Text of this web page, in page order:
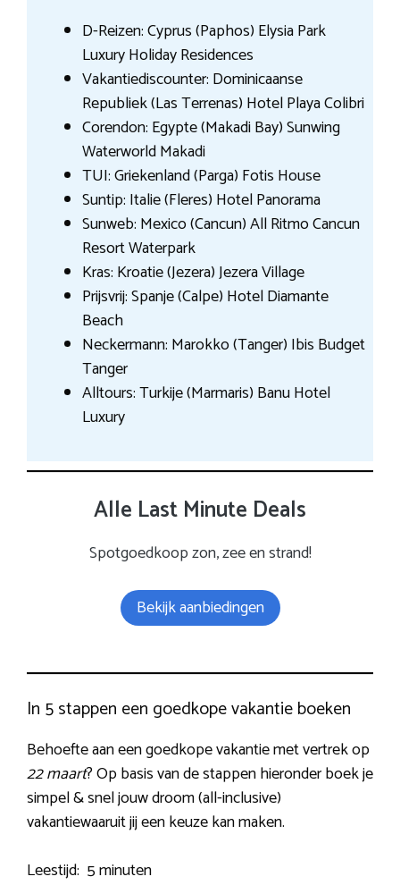
D-Reizen: Cyprus (Paphos) Elysia Park
Luxury Holiday Residences
Vakantiediscounter: Dominicaanse
Republiek (Las Terrenas) Hotel Playa Colibri
Corendon: Egypte (Makadi Bay) Sunwing
Waterworld Makadi
TUI: Griekenland (Parga) Fotis House
Suntip: Italie (Fleres) Hotel Panorama
Sunweb: Mexico (Cancun) All Ritmo Cancun
Resort Waterpark
Kras: Kroatie (Jezera) Jezera Village
Prijsvrij: Spanje (Calpe) Hotel Diamante
Beach
Neckermann: Marokko (Tanger) Ibis Budget
Tanger
Alltours: Turkije (Marmaris) Banu Hotel
Luxury
Alle Last Minute Deals
Spotgoedkoop zon, zee en strand!
Bekijk aanbiedingen
In 5 stappen een goedkope vakantie boeken
Behoefte aan een goedkope vakantie met vertrek op
22 maart? Op basis van de stappen hieronder boek je
simpel & snel jouw droom (all-inclusive)
vakantiewaaruit jij een keuze kan maken.
Leestijd: 5 minuten